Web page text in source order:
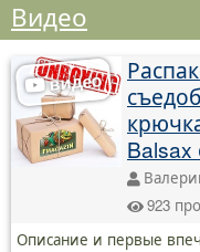
Видео
923
Описание и первые